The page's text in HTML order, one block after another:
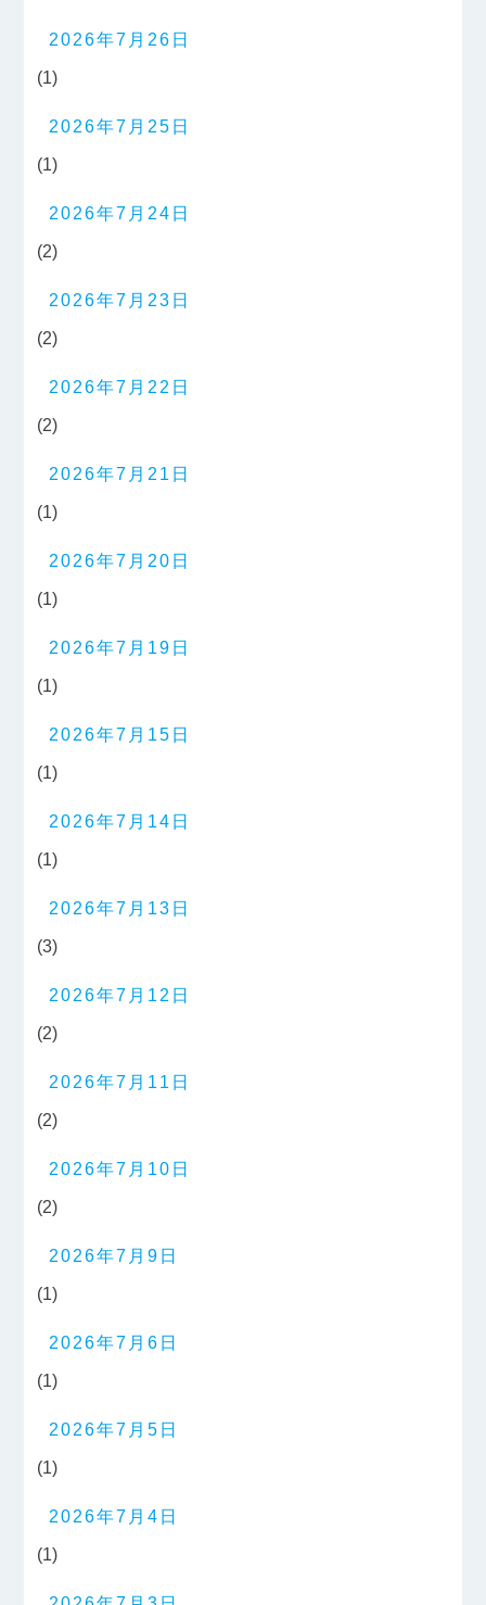
2026年7月26日
(1)
2026年7月25日
(1)
2026年7月24日
(2)
2026年7月23日
(2)
2026年7月22日
(2)
2026年7月21日
(1)
2026年7月20日
(1)
2026年7月19日
(1)
2026年7月15日
(1)
2026年7月14日
(1)
2026年7月13日
(3)
2026年7月12日
(2)
2026年7月11日
(2)
2026年7月10日
(2)
2026年7月9日
(1)
2026年7月6日
(1)
2026年7月5日
(1)
2026年7月4日
(1)